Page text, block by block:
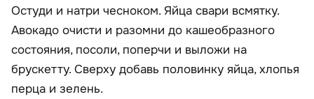
Остуди и натри чесноком. Яйца свари всмятку.
Авокадо очисти и разомни до кашеобразного
состояния, посоли, поперчи и выложи на
брускетту. Сверху добавь половинку яйца, хлопья
перца и зелень.